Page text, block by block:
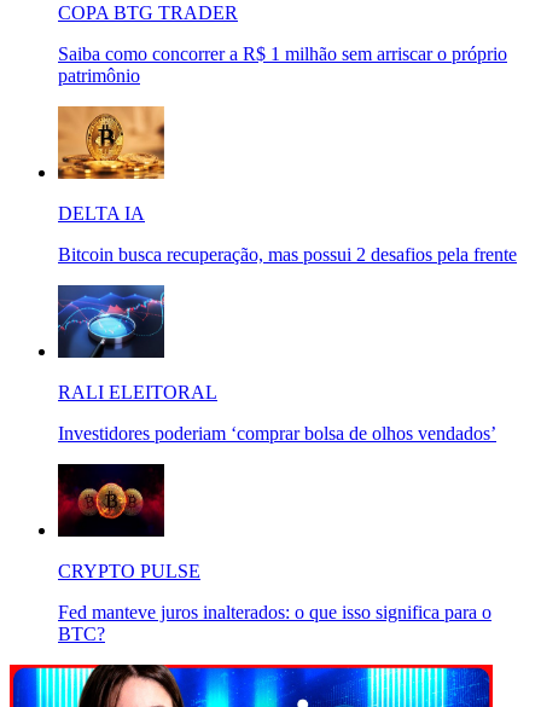
COPA BTG TRADER
Saiba como concorrer a R$ 1 milhão sem arriscar o próprio
patrimônio
DELTA IA
Bitcoin busca recuperação, mas possui 2 desafios pela frente
RALI ELEITORAL
Investidores poderiam ‘comprar bolsa de olhos vendados’
CRYPTO PULSE
Fed manteve juros inalterados: o que isso significa para o
BTC?